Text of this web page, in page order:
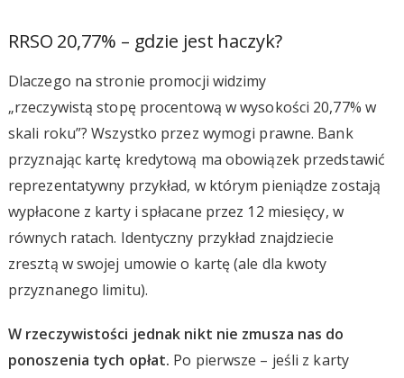
RRSO 20,77% – gdzie jest haczyk?
Dlaczego na stronie promocji widzimy
„rzeczywistą stopę procentową w wysokości 20,77% w
skali roku”? Wszystko przez wymogi prawne. Bank
przyznając kartę kredytową ma obowiązek przedstawić
reprezentatywny przykład, w którym pieniądze zostają
wypłacone z karty i spłacane przez 12 miesięcy, w
równych ratach. Identyczny przykład znajdziecie
zresztą w swojej umowie o kartę (ale dla kwoty
przyznanego limitu).
W rzeczywistości jednak nikt nie zmusza nas do
ponoszenia tych opłat. Po pierwsze – jeśli z karty